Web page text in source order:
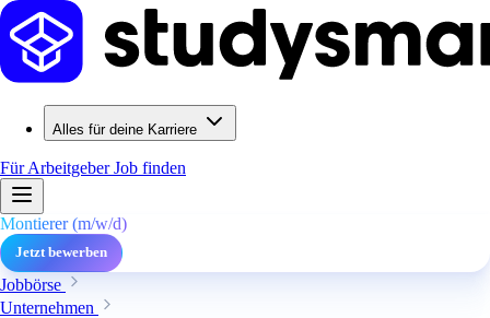
Alles für deine Karriere
Für ArbeitgeberJob finden
Montierer (m/w/d)
Jetzt bewerben
Jobbörse
Unternehmen